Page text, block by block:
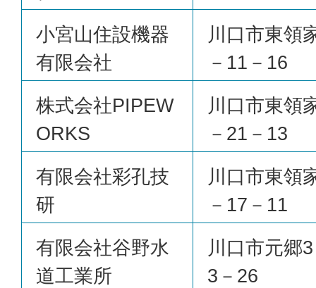
小宮山住設機器
有限会社
川口市東領
－11－16
株式会社PIPEW
ORKS
川口市東領
－21－13
有限会社彩孔技
研
川口市東領
－17－11
有限会社谷野水
道工業所
川口市元郷
3－26